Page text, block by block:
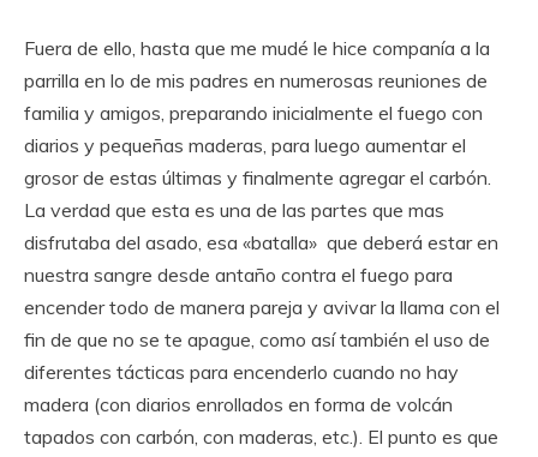
Fuera de ello, hasta que me mudé le hice companía a la
parrilla en lo de mis padres en numerosas reuniones de
familia y amigos, preparando inicialmente el fuego con
diarios y pequeñas maderas, para luego aumentar el
grosor de estas últimas y finalmente agregar el carbón.
La verdad que esta es una de las partes que mas
disfrutaba del asado, esa «batalla» que deberá estar en
nuestra sangre desde antaño contra el fuego para
encender todo de manera pareja y avivar la llama con el
fin de que no se te apague, como así también el uso de
diferentes tácticas para encenderlo cuando no hay
madera (con diarios enrollados en forma de volcán
tapados con carbón, con maderas, etc.). El punto es que